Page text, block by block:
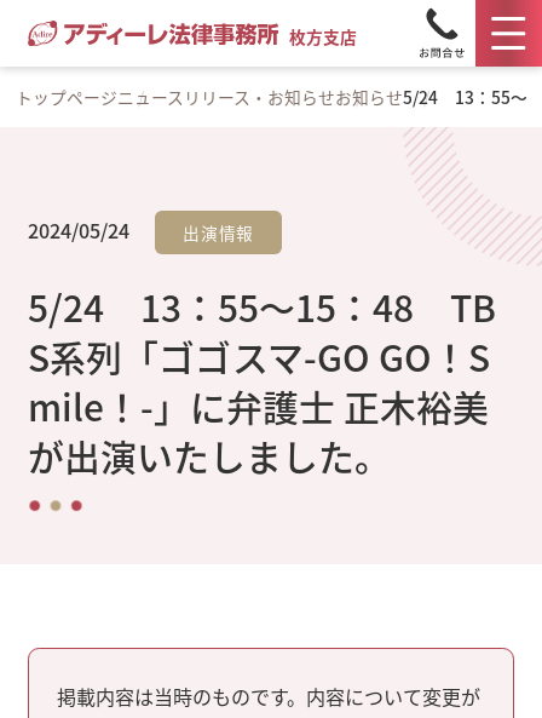
枚方支店
トップページニュースリリース・お知らせお知らせ5/24 13：55～15
2024/05/24 出演情報
5/24 13：55～15：48 TB
S系列「ゴゴスマ-GO GO！S
mile！-」に弁護士 正木裕美
が出演いたしました。
掲載内容は当時のものです。内容について変更が